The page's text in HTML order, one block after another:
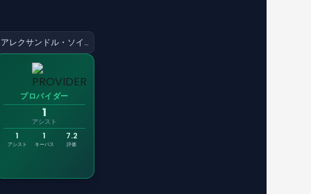
アレクサンドル・ソイカ
プロバイダー
1
アシスト
1
アシスト
1
キーパス
7.2
評価